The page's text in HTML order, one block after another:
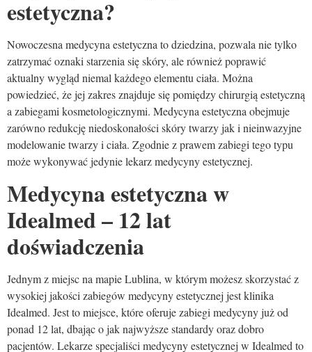
estetyczna?
Nowoczesna medycyna estetyczna to dziedzina, pozwala nie tylko
zatrzymać oznaki starzenia się skóry, ale również poprawić
aktualny wygląd niemal każdego elementu ciała. Można
powiedzieć, że jej zakres znajduje się pomiędzy chirurgią estetyczną
a zabiegami kosmetologicznymi. Medycyna estetyczna obejmuje
zarówno redukcję niedoskonałości skóry twarzy jak i nieinwazyjne
modelowanie twarzy i ciała. Zgodnie z prawem zabiegi tego typu
może wykonywać jedynie lekarz medycyny estetycznej.
Medycyna estetyczna w
Idealmed – 12 lat
doświadczenia
Jednym z miejsc na mapie Lublina, w którym możesz skorzystać z
wysokiej jakości zabiegów medycyny estetycznej jest klinika
Idealmed. Jest to miejsce, które oferuje zabiegi medycyny już od
ponad 12 lat, dbając o jak najwyższe standardy oraz dobro
pacjentów. Lekarze specjaliści medycyny estetycznej w Idealmed to